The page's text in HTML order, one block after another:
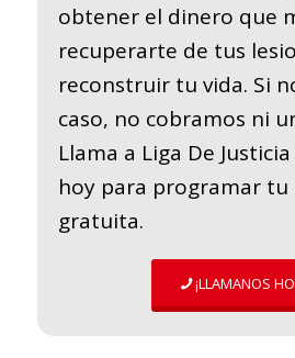
obtener el dinero que
recuperarte de tus
reconstruir tu vida. Si
caso, no cobramos ni
Llama a Liga De
hoy para programar tu
gratuita.
¡LLAMANOS